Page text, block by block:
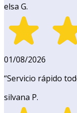
elsa G.
01/08/2026
“Servicio rápido
silvana P.